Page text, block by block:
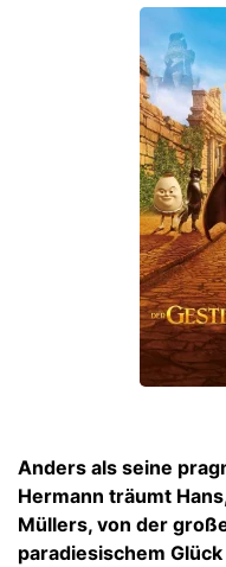
Anders als seine
Hermann träumt
Müllers, von der
paradiesischem